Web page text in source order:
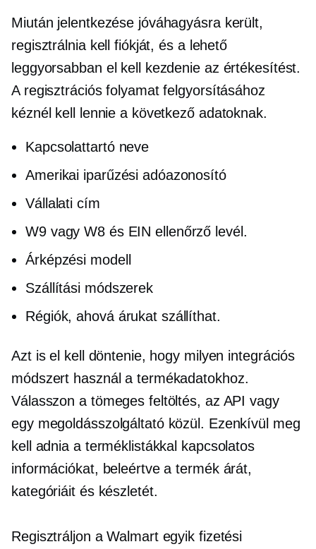
Miután jelentkezése jóváhagyásra került,
regisztrálnia kell fiókját, és a lehető
leggyorsabban el kell kezdenie az értékesítést.
A regisztrációs folyamat felgyorsításához
kéznél kell lennie a következő adatoknak.
Kapcsolattartó neve
Amerikai iparűzési adóazonosító
Vállalati cím
W9 vagy W8 és EIN ellenőrző levél.
Árképzési modell
Szállítási módszerek
Régiók, ahová árukat szállíthat.
Azt is el kell döntenie, hogy milyen integrációs
módszert használ a termékadatokhoz.
Válasszon a tömeges feltöltés, az API vagy
egy megoldásszolgáltató közül. Ezenkívül meg
kell adnia a terméklistákkal kapcsolatos
információkat, beleértve a termék árát,
kategóriáit és készletét.
Regisztráljon a Walmart egyik fizetési